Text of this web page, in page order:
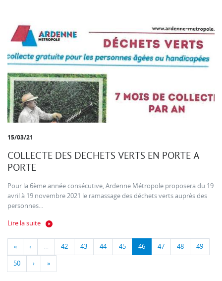
15/03/21
COLLECTE DES DECHETS VERTS EN PORTE A
PORTE
Pour la 6ème année consécutive, Ardenne Métropole proposera du 19
avril à 19 novembre 2021 le ramassage des déchets verts auprès des
personnes...
Lire la suite
« ‹ … 42 43 44 45 46 47 48 49
50 › »